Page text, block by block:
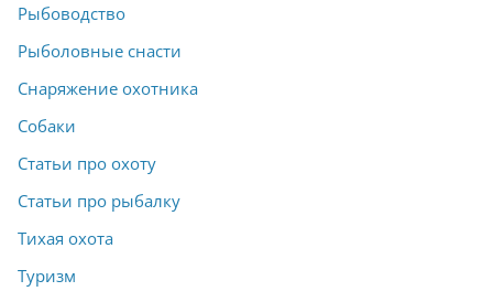
Рыбоводство
Рыболовные снасти
Снаряжение охотника
Собаки
Статьи про охоту
Статьи про рыбалку
Тихая охота
Туризм